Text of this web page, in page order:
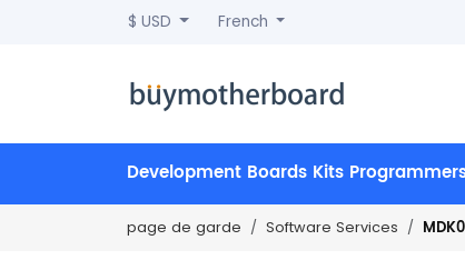
$ USD French
Development Boards Kits
page de garde Software Services